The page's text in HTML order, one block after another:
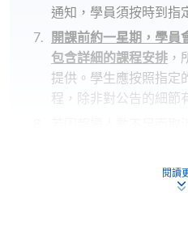
通知，學員須按時到指
開課前約一星期，學員
包含詳細的課程安排 ，
提供。學生應按照指定
程，除非對公告的細節
若個別學員缺席，本院
閱讀